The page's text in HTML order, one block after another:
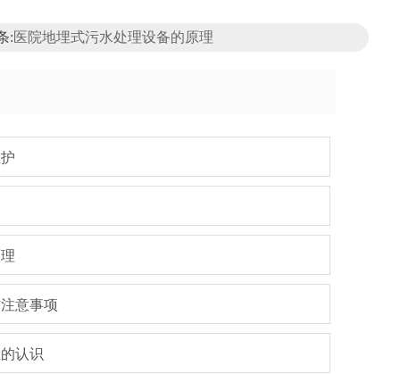
:医院地埋式污水处理设备的原理
意事项
认识